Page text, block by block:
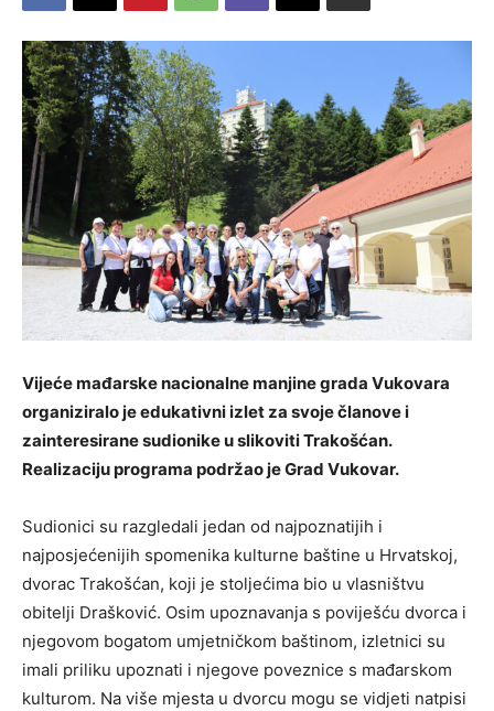
Vijeće mađarske nacionalne manjine grada Vukovara
organiziralo je edukativni izlet za svoje članove i
zainteresirane sudionike u slikoviti Trakošćan.
Realizaciju programa podržao je Grad Vukovar.
Sudionici su razgledali jedan od najpoznatijih i
najposjećenijih spomenika kulturne baštine u Hrvatskoj,
dvorac Trakošćan, koji je stoljećima bio u vlasništvu
obitelji Drašković. Osim upoznavanja s poviješću dvorca i
njegovom bogatom umjetničkom baštinom, izletnici su
imali priliku upoznati i njegove poveznice s mađarskom
kulturom. Na više mjesta u dvorcu mogu se vidjeti natpisi